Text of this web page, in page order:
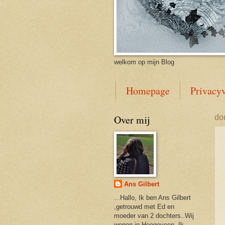
welkom op mijn Blog
Homepage
Over mij
Ans Gilbert
...Hallo, Ik ben Ans Gilbert
,getrouwd met Ed en
moeder van 2 dochters..Wij